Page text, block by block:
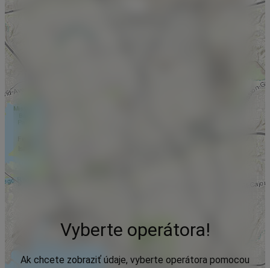
Vyberte operátora!
Ak chcete zobraziť údaje, vyberte operátora pomocou